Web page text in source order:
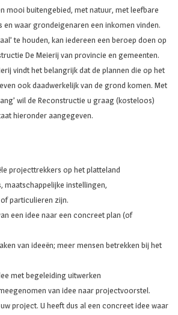
mooi buitengebied, met natuur, met leefbare
en waar grondeigenaren een inkomen vinden.
te houden, kan iedereen een beroep doen op
De Meierij van provincie en gemeenten.
vindt het belangrijk dat de plannen die op het
ook daadwerkelijk van de grond komen. Met
wil de Reconstructie u graag (kosteloos)
hieronder aangegeven.
projecttrekkers op het platteland
maatschappelijke instellingen,
particulieren zijn.
een idee naar een concreet plan (of
van ideeën; meer mensen betrekken bij het
met begeleiding uitwerken
van idee naar projectvoorstel.
project. U heeft dus al een concreet idee waar